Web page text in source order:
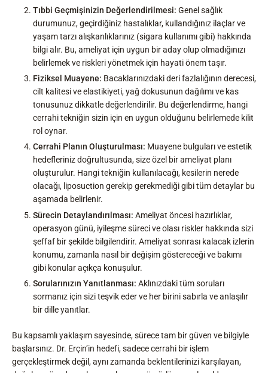
Tıbbi Geçmişinizin Değerlendirilmesi: Genel sağlık
durumunuz, geçirdiğiniz hastalıklar, kullandığınız ilaçlar ve
yaşam tarzı alışkanlıklarınız (sigara kullanımı gibi) hakkında
bilgi alır. Bu, ameliyat için uygun bir aday olup olmadığınızı
belirlemek ve riskleri yönetmek için hayati önem taşır.
Fiziksel Muayene: Bacaklarınızdaki deri fazlalığının derecesi,
cilt kalitesi ve elastikiyeti, yağ dokusunun dağılımı ve kas
tonusunuz dikkatle değerlendirilir. Bu değerlendirme, hangi
cerrahi tekniğin sizin için en uygun olduğunu belirlemede kilit
rol oynar.
Cerrahi Planın Oluşturulması: Muayene bulguları ve estetik
hedefleriniz doğrultusunda, size özel bir ameliyat planı
oluşturulur. Hangi tekniğin kullanılacağı, kesilerin nerede
olacağı, liposuction gerekip gerekmediği gibi tüm detaylar bu
aşamada belirlenir.
Sürecin Detaylandırılması: Ameliyat öncesi hazırlıklar,
operasyon günü, iyileşme süreci ve olası riskler hakkında sizi
şeffaf bir şekilde bilgilendirir. Ameliyat sonrası kalacak izlerin
konumu, zamanla nasıl bir değişim göstereceği ve bakımı
gibi konular açıkça konuşulur.
Sorularınızın Yanıtlanması: Aklınızdaki tüm soruları
sormanız için sizi teşvik eder ve her birini sabırla ve anlaşılır
bir dille yanıtlar.
Bu kapsamlı yaklaşım sayesinde, sürece tam bir güven ve bilgiyle
başlarsınız. Dr. Erçin’in hedefi, sadece cerrahi bir işlem
gerçekleştirmek değil, aynı zamanda beklentilerinizi karşılayan,